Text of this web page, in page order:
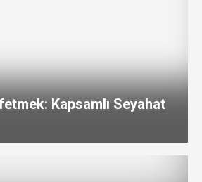
Kapsamlı Seyahat